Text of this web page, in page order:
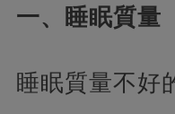
一、睡眠質量
睡眠質量不好